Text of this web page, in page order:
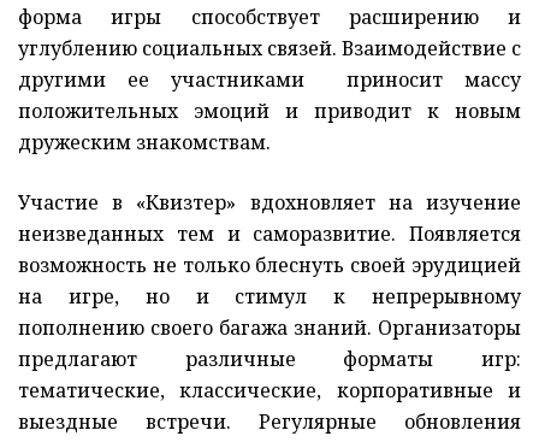
форма игры способствует расширению и
углублению социальных связей. Взаимодействие с
другими ее участниками приносит массу
положительных эмоций и приводит к новым
дружеским знакомствам.
Участие в «Квизтер» вдохновляет на изучение
неизведанных тем и саморазвитие. Появляется
возможность не только блеснуть своей эрудицией
на игре, но и стимул к непрерывному
пополнению своего багажа знаний. Организаторы
предлагают различные форматы игр:
тематические, классические, корпоративные и
выездные встречи. Регулярные обновления